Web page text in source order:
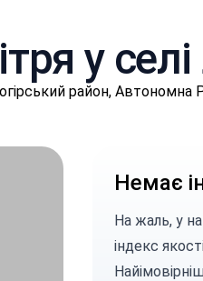
у
район, Автономна
Немає
На жаль, у
індекс